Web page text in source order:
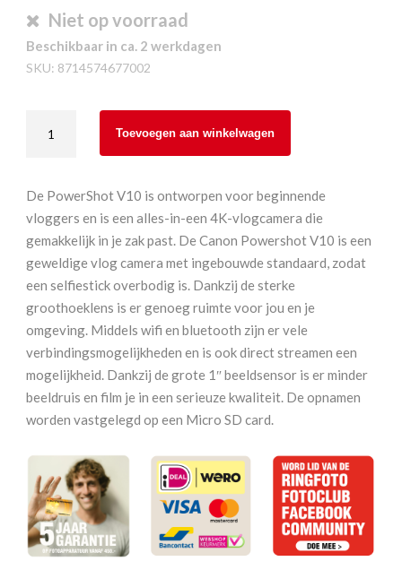
Niet op voorraad
Beschikbaar in ca. 2 werkdagen
SKU: 8714574677002
Powershot
Zwart
Vlogging
aantal
Toevoegen aan winkelwagen
De PowerShot V10 is ontworpen voor beginnende
vloggers en is een alles-in-een 4K-vlogcamera die
gemakkelijk in je zak past. De Canon Powershot V10 is een
geweldige vlog camera met ingebouwde standaard, zodat
een selfiestick overbodig is. Dankzij de sterke
groothoeklens is er genoeg ruimte voor jou en je
omgeving. Middels wifi en bluetooth zijn er vele
verbindingsmogelijkheden en is ook direct streamen een
mogelijkheid. Dankzij de grote 1″ beeldsensor is er minder
beeldruis en film je in een serieuze kwaliteit. De opnamen
worden vastgelegd op een Micro SD card.